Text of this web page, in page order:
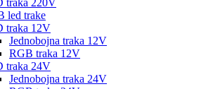
traka 220V
led trake
traka 12V
Jednobojna traka 12V
RGB traka 12V
traka 24V
Jednobojna traka 24V